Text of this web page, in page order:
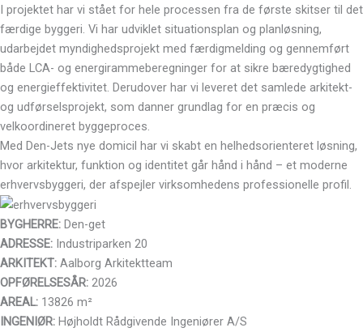
I projektet har vi stået for hele processen fra de første skitser til det
færdige byggeri. Vi har udviklet situationsplan og planløsning,
udarbejdet myndighedsprojekt med færdigmelding og gennemført
både LCA- og energirammeberegninger for at sikre bæredygtighed
og energieffektivitet. Derudover har vi leveret det samlede arkitekt-
og udførselsprojekt, som danner grundlag for en præcis og
velkoordineret byggeproces.
Med Den-Jets nye domicil har vi skabt en helhedsorienteret løsning,
hvor arkitektur, funktion og identitet går hånd i hånd – et moderne
erhvervsbyggeri, der afspejler virksomhedens professionelle profil.
BYGHERRE: Den-get
ADRESSE: Industriparken 20
ARKITEKT: Aalborg Arkitektteam
OPFØRELSESÅR: 2026
AREAL: 13826 m²
INGENIØR: Højholdt Rådgivende Ingeniører A/S